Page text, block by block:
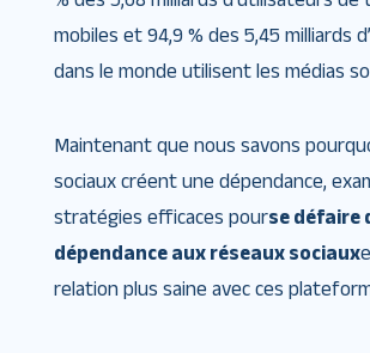
mobiles et 94,9 % des 5,45 milliards
dans le monde utilisent les médias
Maintenant que nous savons
sociaux créent une dépendance,
stratégies efficaces pourse défaire
dépendance aux réseaux sociaux
relation plus saine avec ces